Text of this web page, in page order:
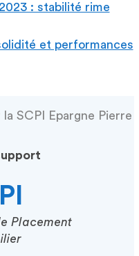
: stabilité rime
et performances
SCPI Epargne Pierre
Placement